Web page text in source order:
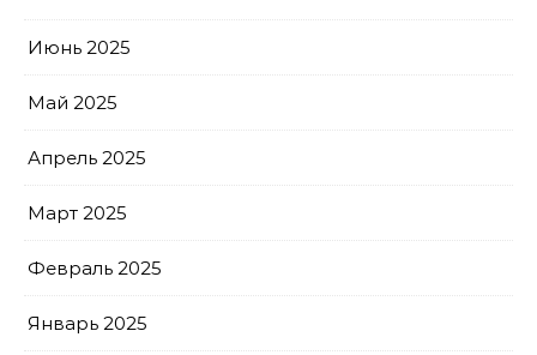
Июнь 2025
Май 2025
Апрель 2025
Март 2025
Февраль 2025
Январь 2025